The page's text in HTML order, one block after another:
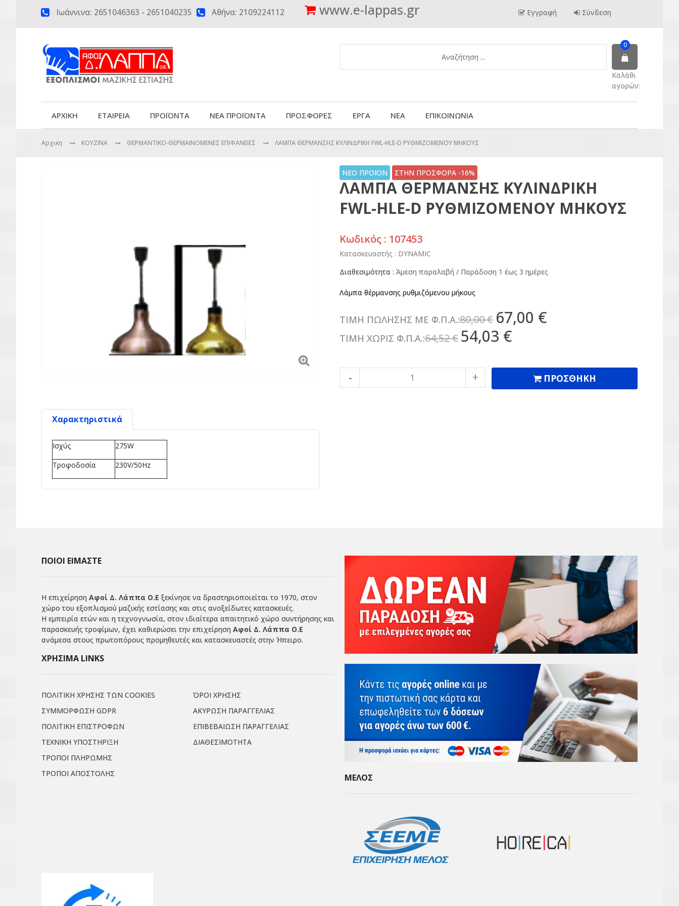
 Ιωάννινα: 2651046363 - 2651040235  Αθήνα: 2109224112 www.e-lappas.gr Εγγραφή Σύνδεση
Καλάθι
αγορών:
0
ΑΡΧΙΚΗ ΕΤΑΙΡΕΙΑ ΠΡΟΪΟΝΤΑ ΝΕΑ ΠΡΟΪΟΝΤΑ ΠΡΟΣΦΟΡΕΣ ΕΡΓΑ ΝΕΑ ΕΠΙΚΟΙΝΩΝΙΑ
Αρχικη ΚΟΥΖΙΝΑ ΘΕΡΜΑΝΤΙΚΟ-ΘΕΡΜΑΙΝΟΜΕΝΕΣ ΕΠΙΦΑΝΕΙΕΣ ΛΑΜΠΑ ΘΕΡΜΑΝΣΗΣ ΚΥΛΙΝΔΡΙΚΗ FWL-HLΕ-D ΡΥΘΜΙΖΟΜΕΝΟΥ ΜΗΚΟΥΣ
ΝΕΟ ΠΡΟΪΟΝ ΣΤΗΝ ΠΡΟΣΦΟΡΑ -16%
ΛΑΜΠΑ ΘΕΡΜΑΝΣΗΣ ΚΥΛΙΝΔΡΙΚΗ
FWL-HLΕ-D ΡΥΘΜΙΖΟΜΕΝΟΥ ΜΗΚΟΥΣ
Κωδικός : 107453
Κατασκευαστής : DYNAMIC
Διαθεσιμότητα : Άμεση παραλαβή / Παράδoση 1 έως 3 ημέρες
Λάμπα θέρμανσης ρυθμιζόμενου μήκους
ΤΙΜΗ ΠΩΛΗΣΗΣ ΜΕ Φ.Π.Α.:80,00 € 67,00 €
ΤΙΜΗ ΧΩΡΙΣ Φ.Π.Α.:64,52 € 54,03 €
ΠΡΟΣΘΗΚΗ
Χαρακτηριστικά
Ισχύς
275W
Τροφοδοσία
230V/50Hz
ΠΟΙΟΙ ΕΙΜΑΣΤΕ
Η επιχείρηση Αφοί Δ. Λάππα Ο.Ε ξεκίνησε να δραστηριοποιείται το 1970, στον
χώρο του εξοπλισμού μαζικής εστίασης και στις ανοξείδωτες κατασκευές.
Η εμπειρία ετών και η τεχνογνωσία, στον ιδιαίτερα απαιτητικό χώρο συντήρησης και
παρασκευής τροφίμων, έχει καθιερώσει την επιχείρηση Αφοί Δ. Λάππα Ο.Ε
ανάμεσα στους πρωτοπόρους προμηθευτές και κατασκευαστές στην Ήπειρο.
ΧΡΗΣΙΜΑ LINKS
ΠΟΛΙΤΙΚΗ ΧΡΗΣΗΣ ΤΩΝ COOKIES
ΣΥΜΜΟΡΦΩΣΗ GDPR
ΠΟΛΙΤΙΚΗ ΕΠΙΣΤΡΟΦΩΝ
ΤΕΧΝΙΚΗ ΥΠΟΣΤΗΡΙΞΗ
ΤΡΟΠΟΙ ΠΛΗΡΩΜΗΣ
ΤΡΟΠΟΙ ΑΠΟΣΤΟΛΗΣ
ΌΡΟΙ ΧΡΗΣΗΣ
ΑΚΥΡΩΣΗ ΠΑΡΑΓΓΕΛΙΑΣ
ΕΠΙΒΕΒΑΙΩΣΗ ΠΑΡΑΓΓΕΛΙΑΣ
ΔΙΑΘΕΣΙΜΟΤΗΤΑ
ΜΕΛΟΣ